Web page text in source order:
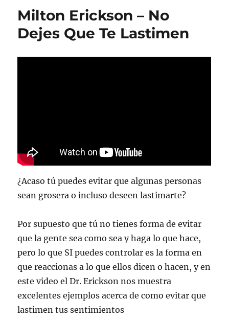
Milton Erickson – No
Dejes Que Te Lastimen
¿Acaso tú puedes evitar que algunas personas
sean grosera o incluso deseen lastimarte?
Por supuesto que tú no tienes forma de evitar
que la gente sea como sea y haga lo que hace,
pero lo que SI puedes controlar es la forma en
que reaccionas a lo que ellos dicen o hacen, y en
este video el Dr. Erickson nos muestra
excelentes ejemplos acerca de como evitar que
lastimen tus sentimientos